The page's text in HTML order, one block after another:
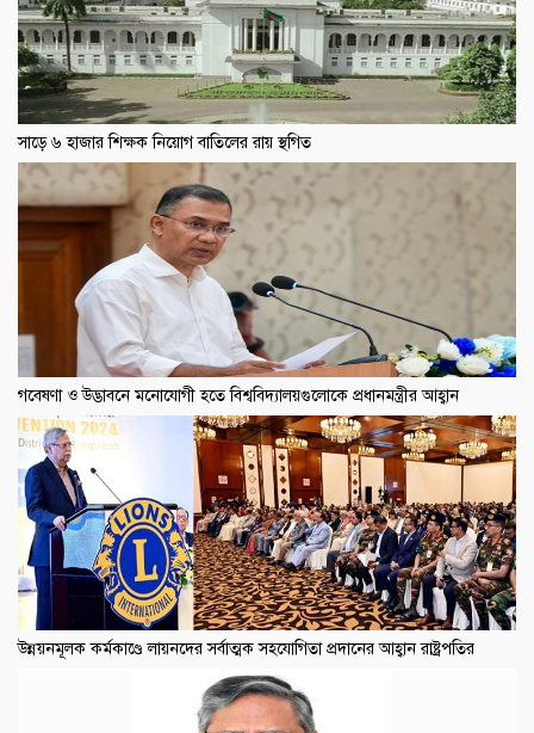
সাড়ে ৬ হাজার শিক্ষক নিয়োগ বাতিলের রায় স্থগিত
গবেষণা ও উদ্ভাবনে মনোযোগী হতে বিশ্ববিদ্যালয়গুলোকে প্রধানমন্ত্রীর আহ্বান
উন্নয়নমূলক কর্মকাণ্ডে লায়নদের সর্বাত্মক সহযোগিতা প্রদানের আহ্বান রাষ্ট্রপতির